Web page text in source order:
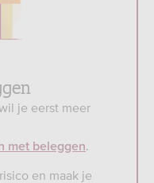
je eerst meer
met beleggen.
en maak je